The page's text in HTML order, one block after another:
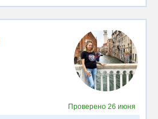
Проверено 26 июня